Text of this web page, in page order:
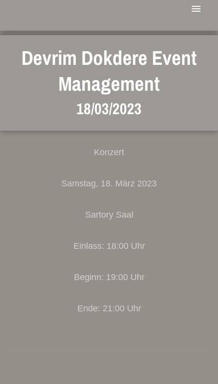
Devrim Dokdere Event
Management
18/03/2023
Konzert
Samstag, 18. März 2023
Sartory Saal
Einlass: 18:00 Uhr
Beginn: 19:00 Uhr
Ende: 21:00 Uhr